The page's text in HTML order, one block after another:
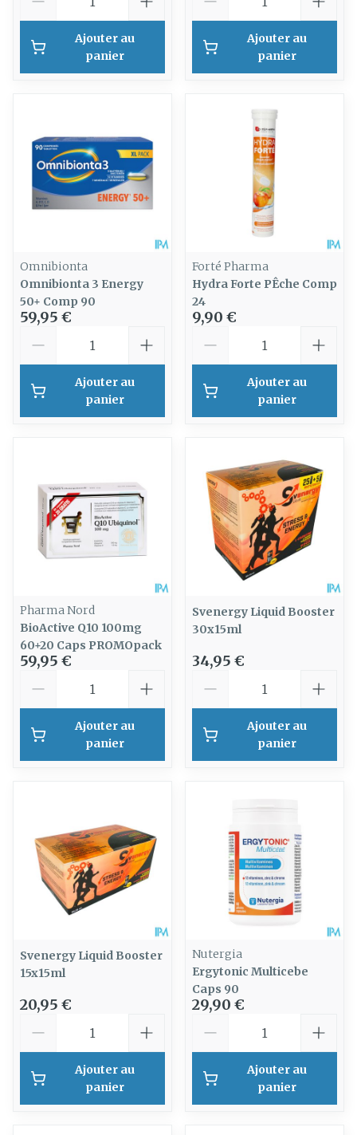
Ajouter au
panier
Ajouter au
panier
Omnibionta
Omnibionta 3 Energy
50+ Comp 90
59,95 €
Ajouter au
panier
Forté Pharma
Hydra Forte PÊche Comp
24
9,90 €
Ajouter au
panier
Pharma Nord
BioActive Q10 100mg
60+20 Caps PROMOpack
59,95 €
Ajouter au
panier
Svenergy Liquid Booster
30x15ml
34,95 €
Ajouter au
panier
Svenergy Liquid Booster
15x15ml
20,95 €
Ajouter au
panier
Nutergia
Ergytonic Multicebe
Caps 90
29,90 €
Ajouter au
panier